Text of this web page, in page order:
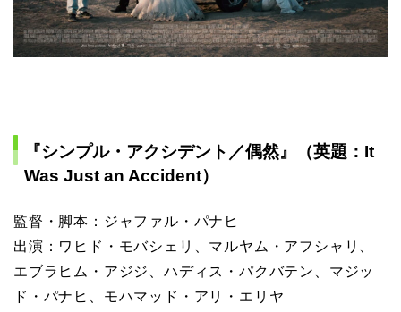
『シンプル・アクシデント／偶然』（英題：It
Was Just an Accident）
監督・脚本：ジャファル・パナヒ
出演：ワヒド・モバシェリ、マルヤム・アフシャリ、
エブラヒム・アジジ、ハディス・パクバテン、マジッ
ド・パナヒ、モハマッド・アリ・エリヤ